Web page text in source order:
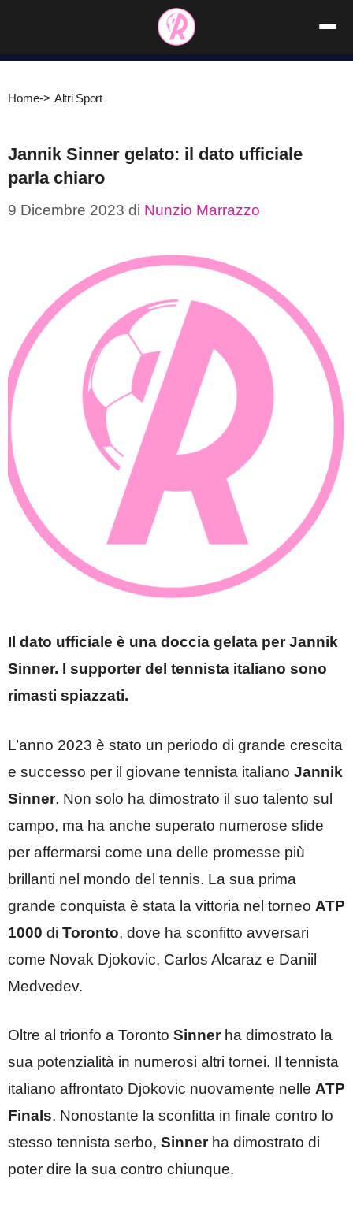
contenuto
Home-> Altri Sport
Jannik Sinner gelato: il dato ufficiale
parla chiaro
9 Dicembre 2023 di Nunzio Marrazzo
Il dato ufficiale è una doccia gelata per Jannik
Sinner. I supporter del tennista italiano sono
rimasti spiazzati.
L’anno 2023 è stato un periodo di grande crescita
e successo per il giovane tennista italiano Jannik
Sinner. Non solo ha dimostrato il suo talento sul
campo, ma ha anche superato numerose sfide
per affermarsi come una delle promesse più
brillanti nel mondo del tennis. La sua prima
grande conquista è stata la vittoria nel torneo ATP
1000 di Toronto, dove ha sconfitto avversari
come Novak Djokovic, Carlos Alcaraz e Daniil
Medvedev.
Oltre al trionfo a Toronto Sinnerha dimostrato la
sua potenzialità in numerosi altri tornei. Il tennista
italiano affrontato Djokovic nuovamente nelle ATP
Finals. Nonostante la sconfitta in finale contro lo
stesso tennista serbo, Sinnerha dimostrato di
poter dire la sua contro chiunque.